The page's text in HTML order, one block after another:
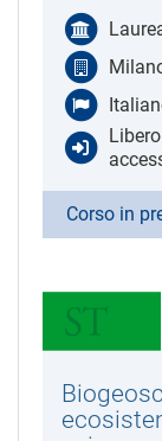
Corso in